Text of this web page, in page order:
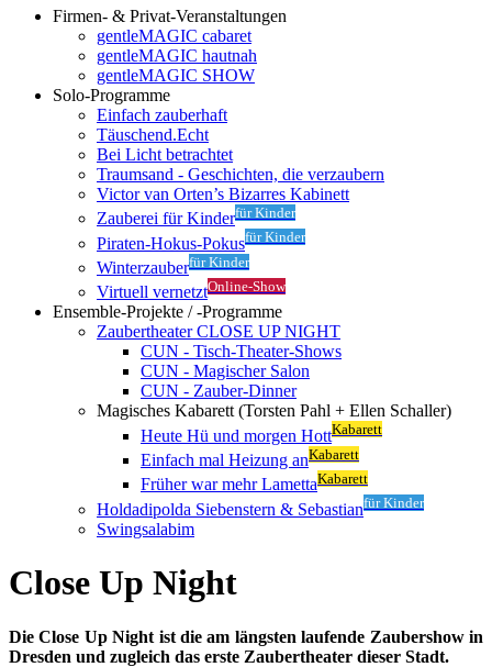
Firmen- & Privat-Veranstaltungen
gentleMAGIC cabaret
gentleMAGIC hautnah
gentleMAGIC SHOW
Solo-Programme
Einfach zauberhaft
Täuschend.Echt
Bei Licht betrachtet
Traumsand - Geschichten, die verzaubern
Victor van Orten’s Bizarres Kabinett
Zauberei für Kinderfür Kinder
Piraten-Hokus-Pokusfür Kinder
Winterzauberfür Kinder
Virtuell vernetztOnline-Show
Ensemble-Projekte / -Programme
Zaubertheater CLOSE UP NIGHT
CUN - Tisch-Theater-Shows
CUN - Magischer Salon
CUN - Zauber-Dinner
Magisches Kabarett (Torsten Pahl + Ellen Schaller)
Heute Hü und morgen HottKabarett
Einfach mal Heizung anKabarett
Früher war mehr LamettaKabarett
Holdadipolda Siebenstern & Sebastianfür Kinder
Swingsalabim
Close Up Night
Die Close Up Night ist die am längsten laufende Zaubershow in
Dresden und zugleich das erste Zaubertheater dieser Stadt.